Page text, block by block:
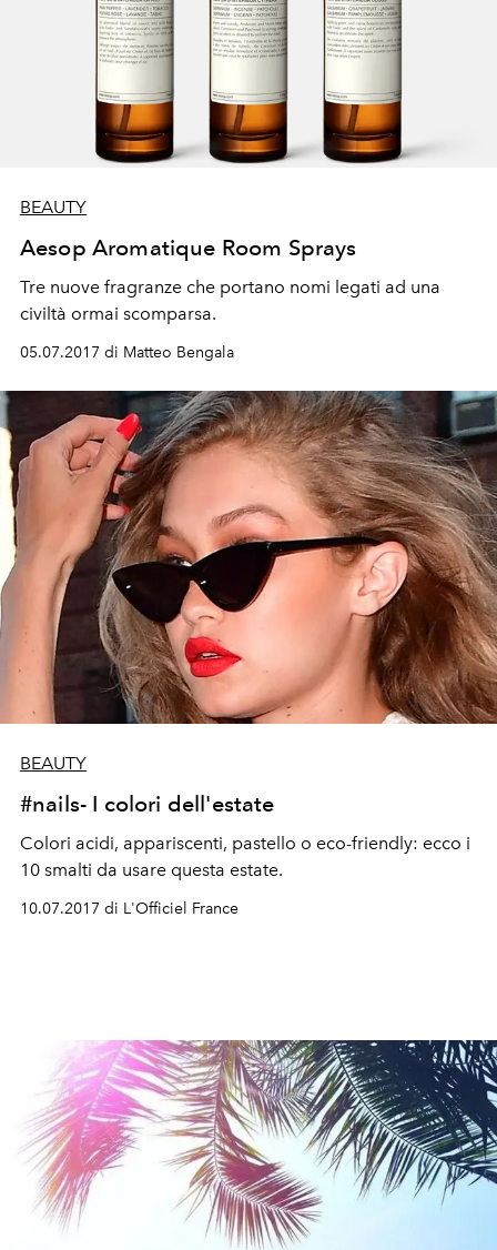
BEAUTY
Aesop Aromatique Room Sprays
Tre nuove fragranze che portano nomi legati ad una
civiltà ormai scomparsa.
05.07.2017 di Matteo Bengala
BEAUTY
#nails- I colori dell'estate
Colori acidi, appariscenti, pastello o eco-friendly: ecco i
10 smalti da usare questa estate.
10.07.2017 di L'Officiel France